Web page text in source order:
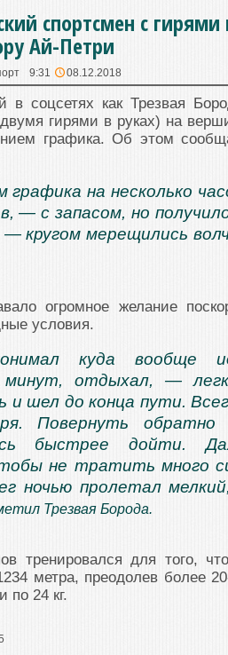
спортсмен с гирями
Ай-Петри
9:31 08.12.2018
соцсетях как Трезвая
гирями в руках) на
графика. Об этом
на несколько
— с запасом, но
кругом мерещились
огромное желание
условия.
куда вообще
минут, отдыхал, —
и шел до конца пути.
Повернуть обратно
быстрее дойти.
не тратить много
ночью пролетал
Трезвая Борода.
тренировался для того,
метра, преодолев более
по 24 кг.